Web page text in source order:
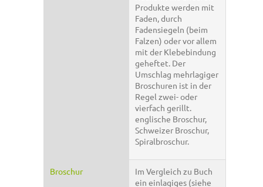
Produkte werden mit
Faden, durch
Fadensiegeln (beim
Falzen) oder vor allem
mit der Klebebindung
geheftet. Der
Umschlag mehrlagiger
Broschuren ist in der
Regel zwei- oder
vierfach gerillt.
englische Broschur,
Schweizer Broschur,
Spiralbroschur.
Broschur
Im Vergleich zu Buch
ein einlagiges (siehe